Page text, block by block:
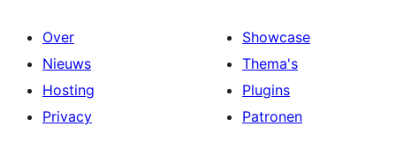
Over
Nieuws
Hosting
Privacy
Showcase
Thema's
Plugins
Patronen